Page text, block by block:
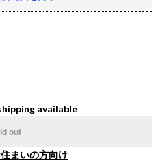
available
out
まいの方向け